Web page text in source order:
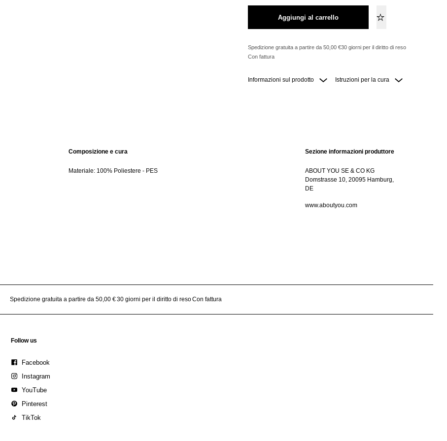
Aggiungi al carrello
Spedizione gratuita a partire da 50,00 €30 giorni per il diritto di reso
Con fattura
Informazioni sul prodotto Istruzioni per la cura
Composizione e cura
Materiale: 100% Poliestere - PES
Sezione informazioni produttore
ABOUT YOU SE & CO KG
Domstrasse 10, 20095 Hamburg,
DE
www.aboutyou.com
Spedizione gratuita a partire da 50,00 €30 giorni per il diritto di resoCon fattura
Follow us
Facebook
Instagram
YouTube
Pinterest
TikTok